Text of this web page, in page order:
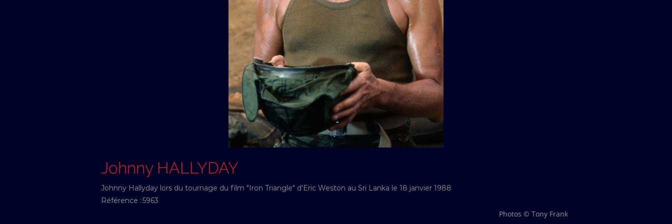
Johnny HALLYDAY
Johnny Hallyday lors du tournage du film "Iron Triangle" d'Eric Weston au Sri Lanka le 18 janvier 1988
Référence :5963
Photos © Tony Frank